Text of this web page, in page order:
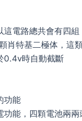
這電路總共會有四組
肖特基二極体，這
0.4v時自動截斷
功能
功能，四顆電池兩兩